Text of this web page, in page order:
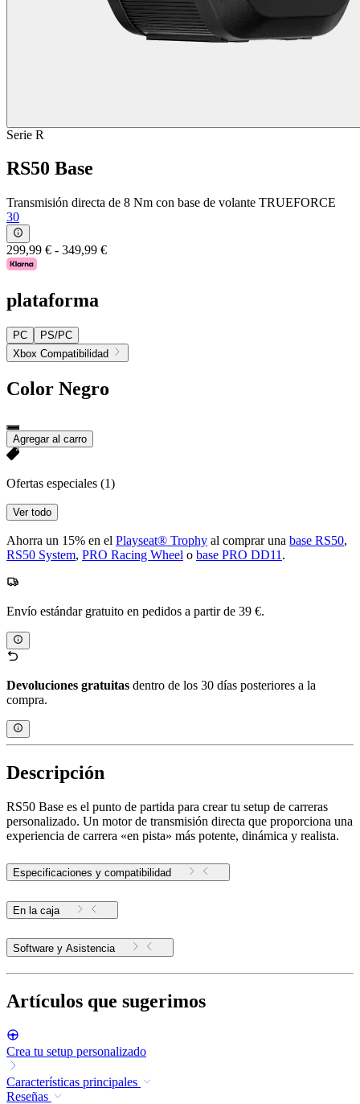
Serie R
RS50 Base
Transmisión directa de 8 Nm con base de volante TRUEFORCE
30
299,99 € - 349,99 €
plataforma
PC
PS/PC
Xbox Compatibilidad
Color Negro
Agregar al carro
Ofertas especiales (1)
Ver todo
Ahorra un 15% en el Playseat® Trophy al comprar una base RS50,
RS50 System, PRO Racing Wheel o base PRO DD11 .
Envío estándar gratuito en pedidos a partir de 39 €.
Devoluciones gratuitas dentro de los 30 días posteriores a la
compra.
Descripción
RS50 Base es el punto de partida para crear tu setup de carreras
personalizado. Un motor de transmisión directa que proporciona una
experiencia de carrera «en pista» más potente, dinámica y realista.
Especificaciones y compatibilidad
En la caja
Software y Asistencia
Artículos que sugerimos
Crea tu setup personalizado
Características principales
Reseñas